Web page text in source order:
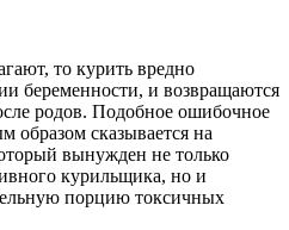
то курить вредно
беременности, и возвращаются
родов. Подобное ошибочное
образом сказывается на
вынужден не только
курильщика, но и
порцию токсичных